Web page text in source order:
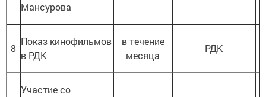
Мансурова
8
Показ кинофильмов
в РДК
в течение
месяца
РДК
Участие со